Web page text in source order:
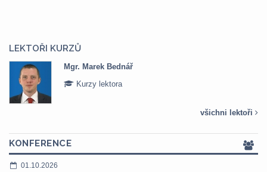
LEKTOŘI KURZŮ
Mgr. Marek Bednář
Kurzy lektora
všichni lektoři
KONFERENCE
01.10.2026